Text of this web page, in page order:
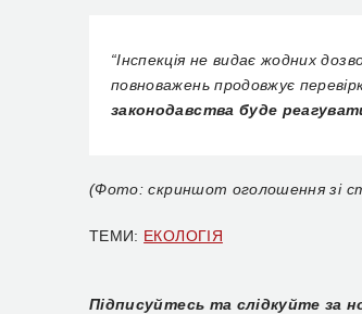
“Інспекція не видає жодних
повноважень продовжує
законодавства буде
(Фото: скриншот оголошення зі
ТЕМИ: ЕКОЛОГІЯ
Підписуйтесь та слідкуйте за